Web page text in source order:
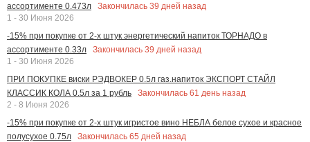
ассортименте 0.473л
Закончилась 39 дней назад
1 - 30 Июня 2026
-15% при покупке от 2-х штук энергетический напиток ТОРНАДО в
ассортименте 0.33л
Закончилась 39 дней назад
1 - 30 Июня 2026
ПРИ ПОКУПКЕ виски РЭДВОКЕР 0.5л газ.напиток ЭКСПОРТ СТАЙЛ
КЛАССИК КОЛА 0.5л за 1 рубль
Закончилась 61 день назад
2 - 8 Июня 2026
-15% при покупке от 2-х штук игристое вино НЕБЛА белое сухое и красное
полусухое 0.75л
Закончилась 65 дней назад